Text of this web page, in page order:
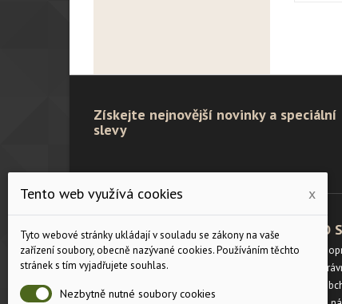
Získejte nejnovější novinky a speciální
slevy
PRODUKTY
Velikostní tabulka
Slevy
O
Tento web využívá cookies x
Tyto webové stránky ukládají v souladu se zákony na vaše
zařízení soubory, obecně nazývané cookies. Používáním těchto
stránek s tím vyjadřujete souhlas.
Nezbytně nutné soubory cookies